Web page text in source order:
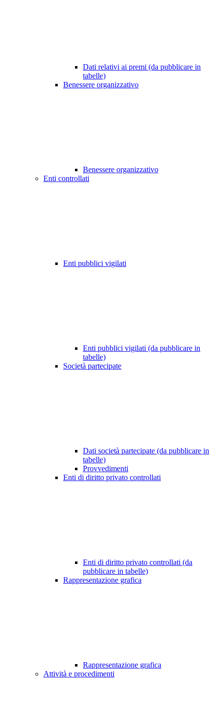
Dati relativi ai premi (da pubblicare in
tabelle)
Benessere organizzativo
Benessere organizzativo
Enti controllati
Enti pubblici vigilati
Enti pubblici vigilati (da pubblicare in
tabelle)
Società partecipate
Dati società partecipate (da pubblicare in
tabelle)
Provvedimenti
Enti di diritto privato controllati
Enti di diritto privato controllati (da
pubblicare in tabelle)
Rappresentazione grafica
Rappresentazione grafica
Attività e procedimenti